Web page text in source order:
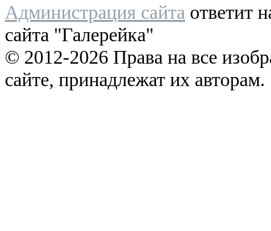
Администрация сайта ответит
сайта "Галерейка"
© 2012-2026 Права на все
сайте, принадлежат их авторам.